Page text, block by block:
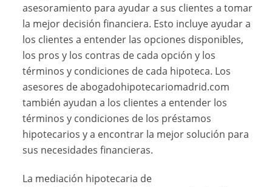
asesoramiento para ayudar a sus clientes a tomar
la mejor decisión financiera. Esto incluye ayudar a
los clientes a entender las opciones disponibles,
los pros y los contras de cada opción y los
términos y condiciones de cada hipoteca. Los
asesores de abogadohipotecariomadrid.com
también ayudan a los clientes a entender los
términos y condiciones de los préstamos
hipotecarios y a encontrar la mejor solución para
sus necesidades financieras.
La mediación hipotecaria de